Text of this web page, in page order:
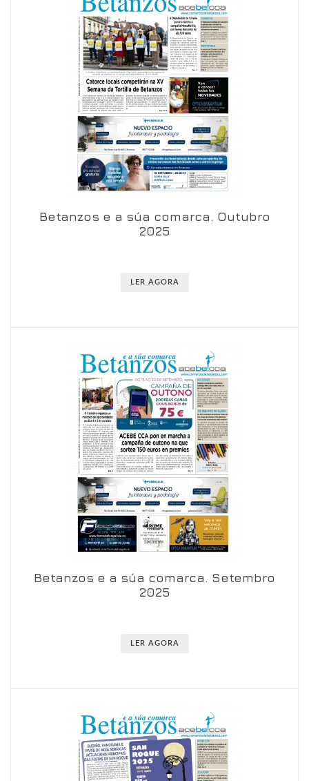
Ver en visor Ver en detalle
Betanzos e a súa comarca. Outubro
2025
LER AGORA
Ver en visor Ver en detalle
Betanzos e a súa comarca. Setembro
2025
LER AGORA